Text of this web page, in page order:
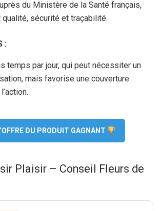
du Ministère de la Santé français,
qualité, sécurité et traçabilité.
:
temps par jour, qui peut nécessiter un
mais favorise une couverture
DU PRODUIT GAGNANT
Plaisir – Conseil Fleurs de